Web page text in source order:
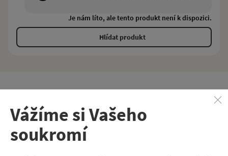
Je nám líto, ale tento produkt není k dispozici.
Hlídat produkt
Kód produktu
Formát
Vážíme si Vašeho
soukromí